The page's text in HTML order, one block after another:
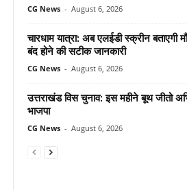
CG News - August 6, 2026
चारधाम यात्रा: अब एलईडी स्क्रीन बताएगी
बंद होने की सटीक जानकारी
CG News - August 6, 2026
उत्तराखंड विस चुनाव: इस महीने बूथ जीतो
भाजपा
CG News - August 6, 2026